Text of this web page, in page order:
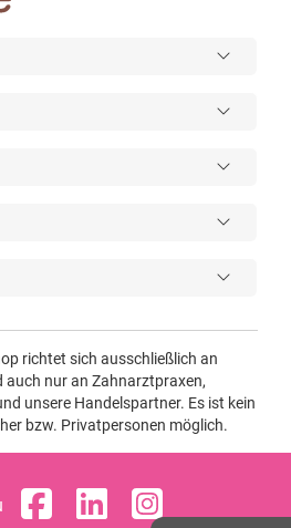
richtet sich ausschließlich an
auch nur an Zahnarztpraxen,
unsere Handelspartner. Es ist kein
bzw. Privatpersonen möglich.